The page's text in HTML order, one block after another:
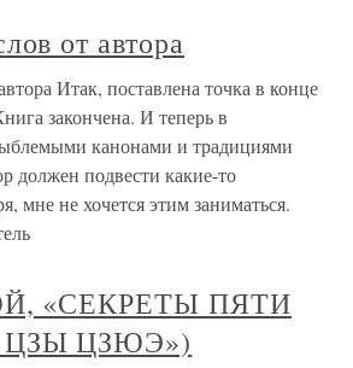
от автора
Итак, поставлена точка в конце
закончена. И теперь в
канонами и традициями
должен подвести какие-то
мне не хочется этим заниматься.
«СЕКРЕТЫ ПЯТИ
ЦЗЫ ЦЗЮЭ»)